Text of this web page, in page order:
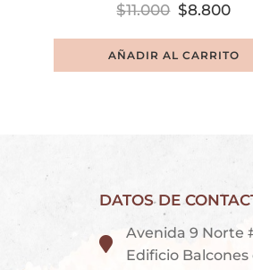
$11.000 $8.800
AÑADIR AL CARRITO
DATOS DE
Avenida 9 Norte
Edificio Balcones